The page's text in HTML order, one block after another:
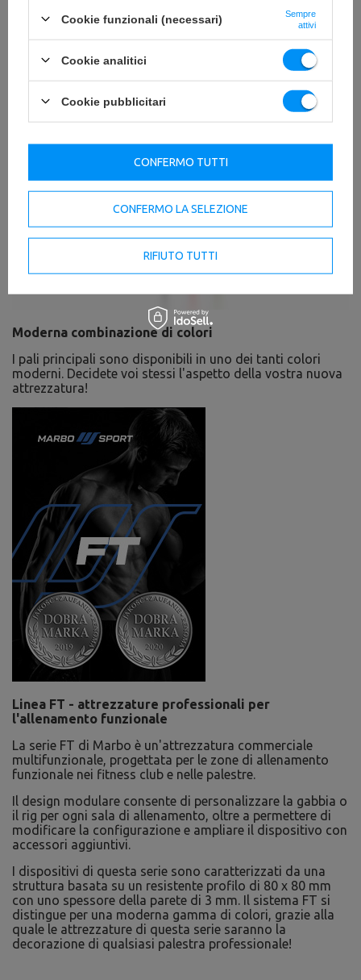
Moderna combinazione di colori
I pali principali sono disponibili in uno dei tanti colori
moderni. Decidete voi stessi l'aspetto della vostra nuova
attrezzatura!
Linea FT - attrezzature professionali per
l'allenamento funzionale
La serie FT di Marbo è un'attrezzatura commerciale
multifunzionale, progettata per le zone di allenamento
funzionale nei fitness club e nelle palestre.
Il design modulare consente di personalizzare la gabbia o
il rig per ogni sala di allenamento, oltre a permettere di
modificare la configurazione e ampliare il dispositivo con
accessori aggiuntivi.
I dispositivi di questa serie sono caratterizzati da una
struttura basata su un resistente profilo di 80 x 80 mm
con uno spessore della parete di 3 mm. Il sistema FT si
distingue per una moderna gamma di colori, grazie alla
quale le attrezzature di questa serie saranno la
decorazione di qualsiasi palestra professionale!
Cookie funzionali (necessari)
Sempre
attivi
Cookie analitici
Cookie pubblicitari
CONFERMO LA SELEZIONE
RIFIUTO TUTTI
CONFERMO TUTTI